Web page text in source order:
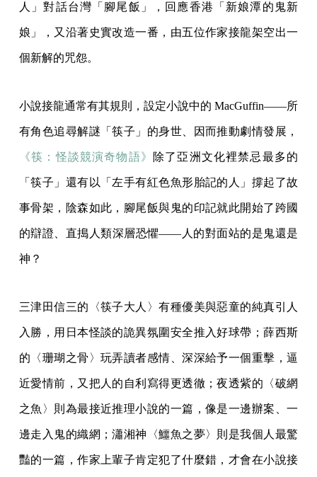
人」對話台灣「腳尾飯」，回應香港「新娘潭的鬼新
娘」，又沿著史實改造一番，由五位作家接龍架空出一
個新解的咒怨。
小說接龍通常有其規則，設定小說中的 MacGuffin——所
有角色追尋解謎「筷子」的身世、因而推動劇情發展，
《筷：怪談競演奇物語》 除了亞洲文化裡禁忌最多的
「筷子」還有以「左手有紅色魚形胎記的人」撐起了故
事骨架，陰森如此，腳尾飯與鬼的印記就此開始了跨國
的辯證、直搗人類深層恐懼——人的對面站的是鬼還是
神？
三津田信三的〈筷子大人〉有種優美與惡童的純真引人
入勝，用日本怪談的詭異氛圍安全推入好球帶；薛西斯
的〈珊瑚之骨〉玩弄讀者感情、深深給予一個重擊，逼
近愛情前，又把人的自利寫得更透徹；夜透紫的〈破網
之魚〉則為最接近推理小說的一篇，像是一邊辦案、一
邊走入鬼的織網；瀟湘神〈鱷魚之夢〉則是我個人最驚
豔的一篇，作家上輩子肯定犯了什麼錯，才會在小說接